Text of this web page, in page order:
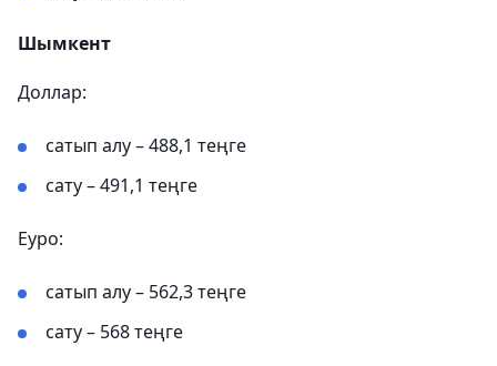
Шымкент
Доллар:
сатып алу – 488,1 теңге
сату – 491,1 теңге
Еуро:
сатып алу – 562,3 теңге
сату – 568 теңге